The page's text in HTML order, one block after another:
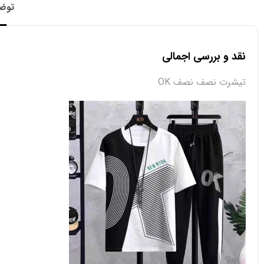
نقد و بررسی اجمالی
تیشرت نصف نصف OK